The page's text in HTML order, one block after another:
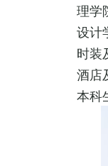
理学
设计
时装
酒店
本科